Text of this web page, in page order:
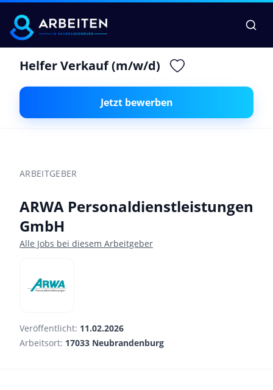
Helfer Verkauf (m/w/d)
Jetzt bewerben
ARBEITGEBER
ARWA Personaldienstleistungen
GmbH
Alle Jobs bei diesem Arbeitgeber
Veröffentlicht: 11.02.2026
Arbeitsort: 17033 Neubrandenburg